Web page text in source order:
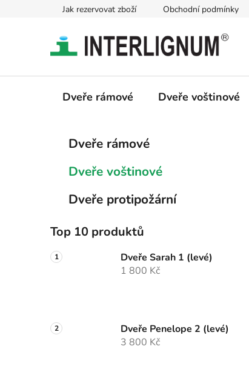
Jak rezervovat zboží Obchodní podmínky
Dveře rámové Dveře voštinové
n
n
í
e
Přeskočit
kategorie
i
Dveře rámové
Dveře voštinové
Dveře protipožární
Top 10 produktů
Dveře Sarah 1 (levé)
1 800 Kč
Dveře Penelope 2 (levé)
3 800 Kč